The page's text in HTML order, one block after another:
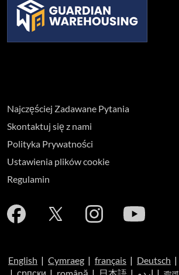
Najczęściej Zadawane Pytania
Skontaktuj się z nami
Polityka Prywatności
Ustawienia plików cookie
Regulamin
English | Cymraeg | français | Deutsch |